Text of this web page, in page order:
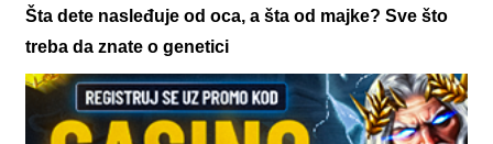
Šta dete nasleđuje od oca, a šta od majke? Sve što
treba da znate o genetici